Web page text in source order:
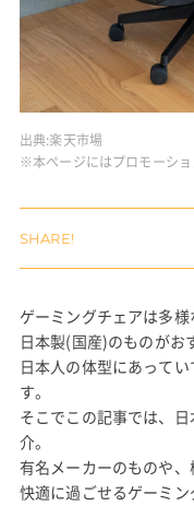
出典:楽天市場
※本ページにはプロモーシ
ゲーミングチェアは多
日本製(国産)のものがお
日本人の体型にあって
す。
そこでこの記事では、
介。
有名メーカーのものや、
快適に過ごせるゲーミン